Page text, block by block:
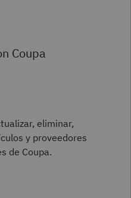
Coupa
eliminar,
y proveedores
de Coupa.